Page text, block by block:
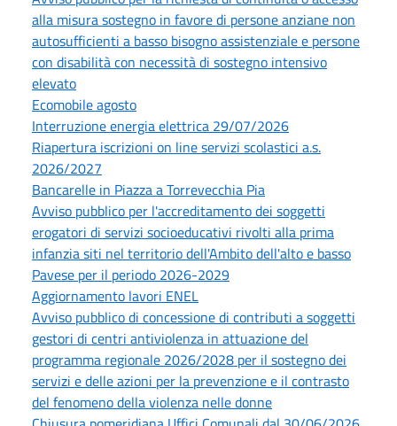
alla misura sostegno in favore di persone anziane non
autosufficienti a basso bisogno assistenziale e persone
con disabilità con necessità di sostegno intensivo
elevato
Ecomobile agosto
Interruzione energia elettrica 29/07/2026
Riapertura iscrizioni on line servizi scolastici a.s.
2026/2027
Bancarelle in Piazza a Torrevecchia Pia
Avviso pubblico per l'accreditamento dei soggetti
erogatori di servizi socioeducativi rivolti alla prima
infanzia siti nel territorio dell'Ambito dell'alto e basso
Pavese per il periodo 2026-2029
Aggiornamento lavori ENEL
Avviso pubblico di concessione di contributi a soggetti
gestori di centri antiviolenza in attuazione del
programma regionale 2026/2028 per il sostegno dei
servizi e delle azioni per la prevenzione e il contrasto
del fenomeno della violenza nelle donne